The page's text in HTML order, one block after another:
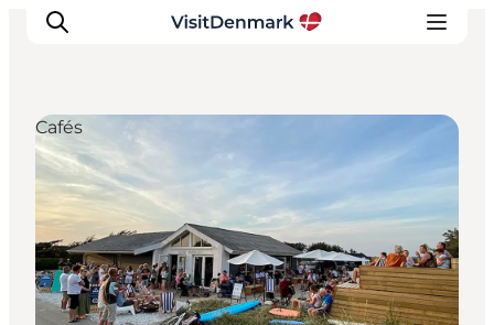
Inspiration
Regionen
Erlebnisse
Unterkünfte
Reiseplanung
Cafés